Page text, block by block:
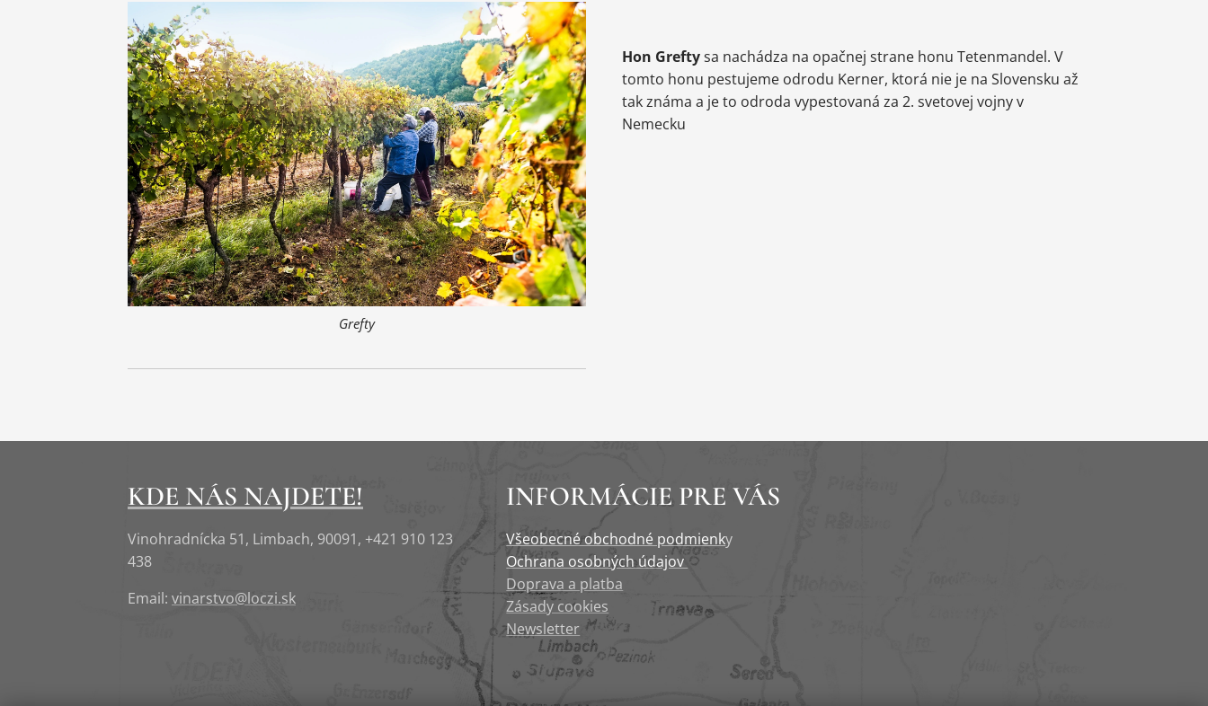
Grefty
Hon Greftysa nachádza na opačnej strane honu Tetenmandel. V
tomto honu pestujeme odrodu Kerner, ktorá nie je na Slovensku až
tak známa a je to odroda vypestovaná za 2. svetovej vojny v
Nemecku
KDE NÁS NAJDETE!
Vinohradnícka 51, Limbach, 90091, +421 910 123
438
Email: vinarstvo@loczi.sk
INFORMÁCIE PRE VÁS
Všeobecné obchodné podmienky
Ochrana osobných údajov
Doprava a platba
Zásady cookies
Newsletter